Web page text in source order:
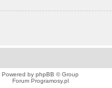
Powered by phpBB © Group
Forum Programosy.pl